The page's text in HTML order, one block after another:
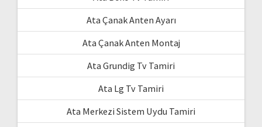
Ata Çanak Anten Ayarı
Ata Çanak Anten Montaj
Ata Grundig Tv Tamiri
Ata Lg Tv Tamiri
Ata Merkezi Sistem Uydu Tamiri